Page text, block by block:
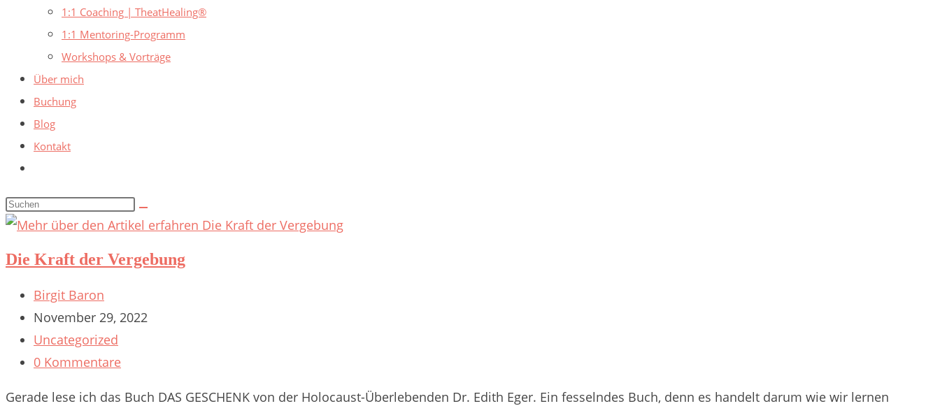
1:1 Coaching | TheatHealing®
1:1 Mentoring-Programm
Workshops & Vorträge
Über mich
Buchung
Blog
Kontakt
umschalten
Diese
Website
Die Kraft der Vergebung
Beitrags-
Autor:
Birgit Baron
Beitrag
veröffentlicht:
November 29, 2022
Beitrags-
Kategorie:
Uncategorized
Beitrags-
0 Kommentare
Gerade lese ich das Buch DAS GESCHENK von der Holocaust-Überlebenden Dr. Edith Eger. Ein fesselndes Buch, denn es handelt darum wie wir lernen